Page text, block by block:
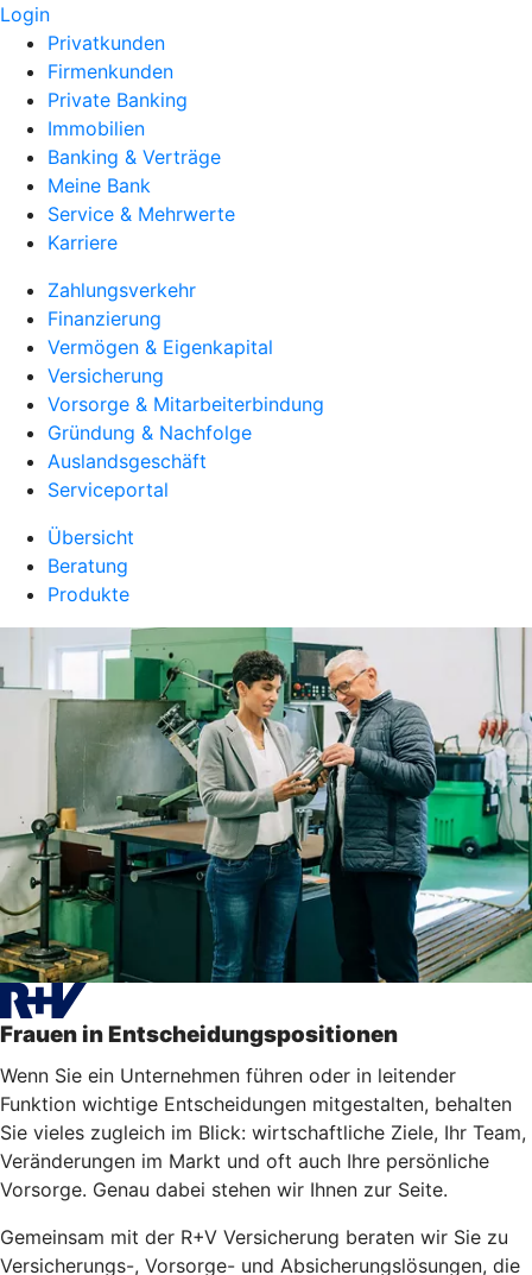
Login
Privatkunden
Firmenkunden
Private Banking
Immobilien
Banking & Verträge
Meine Bank
Service & Mehrwerte
Karriere
Zahlungsverkehr
Finanzierung
Vermögen & Eigenkapital
Versicherung
Vorsorge & Mitarbeiterbindung
Gründung & Nachfolge
Auslandsgeschäft
Serviceportal
Übersicht
Beratung
Produkte
Frauen in Entscheidungspositionen
Wenn Sie ein Unternehmen führen oder in leitender
Funktion wichtige Entscheidungen mitgestalten, behalten
Sie vieles zugleich im Blick: wirtschaftliche Ziele, Ihr Team,
Veränderungen im Markt und oft auch Ihre persönliche
Vorsorge. Genau dabei stehen wir Ihnen zur Seite.
Gemeinsam mit der R+V Versicherung beraten wir Sie zu
Versicherungs-, Vorsorge- und Absicherungslösungen, die